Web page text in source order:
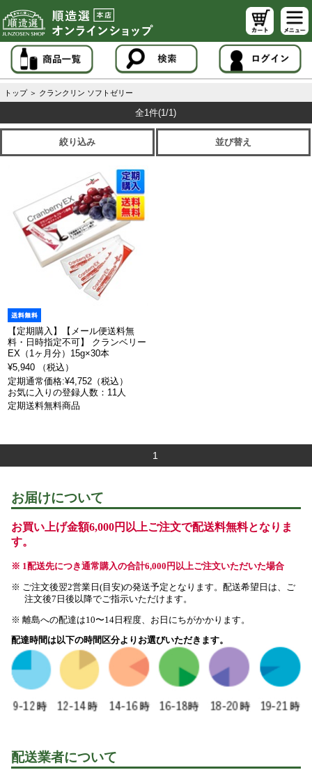
トップ ＞ クランクリン ソフトゼリー
全1件(1/1)
絞り込み 並び替え
【定期購入】【メール便送料無
料・日時指定不可】 クランベリー
EX（1ヶ月分）15g×30本
¥5,940 （税込）
定期通常価格:¥4,752（税込）
お気に入りの登録人数：11人
定期送料無料商品
1